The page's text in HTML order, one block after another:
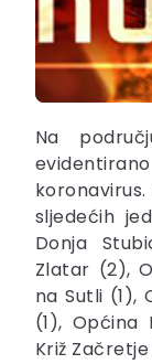
Na
sljedećih
Donja
Zlatar (2),
na Sutli (1),
(1), Općina
Križ Začretje